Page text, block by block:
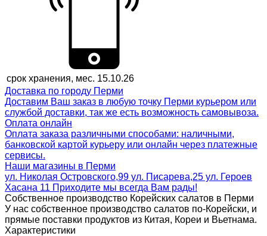
срок хранения, мес. 15.10.26
Доставка по городу Перми
Доставим Ваш заказ в любую точку Перми курьером или
службой доставки, так же есть возможность самовывоза.
Оплата онлайн
Оплата заказа различными способами: наличными,
банковской картой курьеру или онлайн через платежные
сервисы.
Наши магазины в Перми
ул. Николая Островского,99 ул. Писарева,25 ул. Героев
Хасана 11 Приходите мы всегда Вам рады!
Собственное производство Корейских салатов в Перми
У нас собственное производство салатов по-Корейски, и
прямые поставки продуктов из Китая, Кореи и Вьетнама.
Характеристики